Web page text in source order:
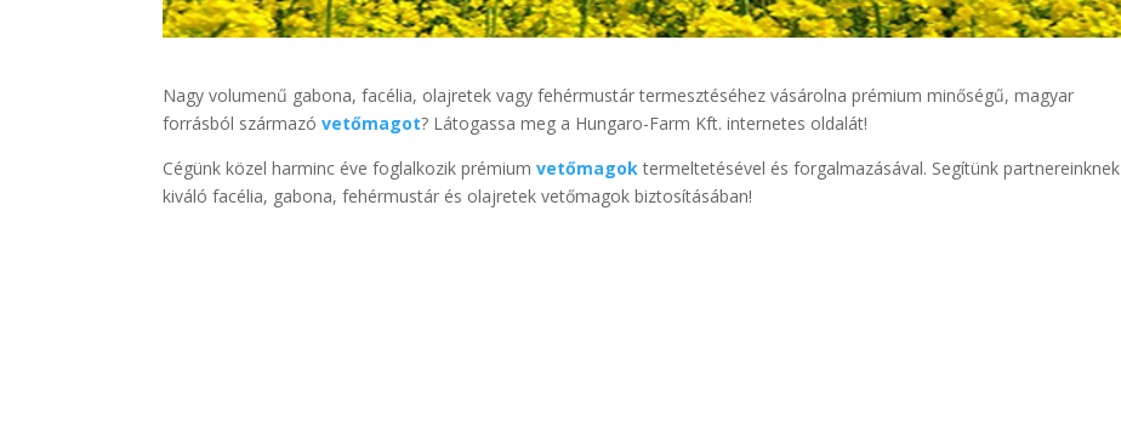
Nagy volumenű gabona, facélia, olajretek vagy fehérmustár termesztéséhez vásárolna prémium minőségű, magyar
forrásból származóvetőmagot? Látogassa meg a Hungaro-Farm Kft. internetes oldalát!
Cégünk közel harminc éve foglalkozik prémiumvetőmagoktermeltetésével és forgalmazásával. Segítünk partnereinknek
kiváló facélia, gabona, fehérmustár és olajretek vetőmagok biztosításában!